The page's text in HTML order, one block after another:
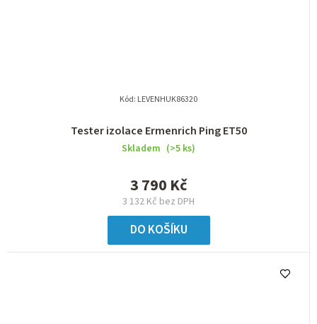
Tester izolace Ermenrich Ping ET50
Skladem (>5 ks)
3 132 Kč bez DPH
3 790 Kč
DO KOŠÍKU
Kód: LEVENHUK86320